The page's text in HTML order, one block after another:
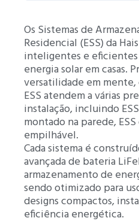
Os Sistemas de
Residencial (ESS) da
inteligentes e eficientes
energia solar em casas.
versatilidade em mente,
ESS atendem a várias
instalação, incluindo
montado na parede,
empilhável.
Cada sistema é
avançada de bateria
armazenamento de
sendo otimizado para
designs compactos,
eficiência energética.